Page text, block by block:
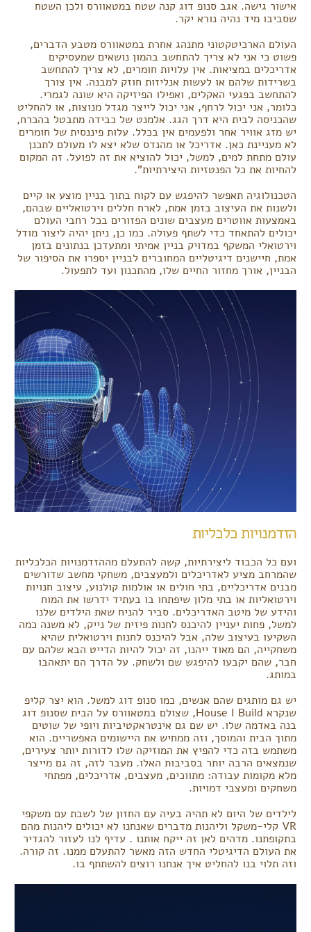
אישור גישה. אגב סנופ דוג קנה שטח במטאוורס ולכן השטח
שסביבו מיד נהיה נורא יקר.
העולם הארכיטקטוני מתנהג אחרת במטאוורס מטבע הדברים,
פשוט כי אני לא צריך להתחשב בהמון נושאים שמעסיקים
אדריכלים במציאות. אין עלויות חומרים, לא צריך להתחשב
בשרידות שלהם או לעשות אנליזות חוזק למבנה. אין צורך
להתחשב בפגעי האקלים, ואפילו הפיזיקה היא שונה לגמרי.
כלומר, אני יכול לרחף, אני יכול לייצר מגדל מנוצות, או להחליט
שהכניסה לבית היא דרך הגג. אלמנט של כבידה מתבטל בהכרח,
יש מזג אוויר אחר ולפעמים אין בכלל. עלות פיננסית של חומרים
לא מעניינת כאן. אדריכל או מהנדס שלא יצא לו מעולם לתכנן
עולם מתחת למים, למשל, יכול להוציא את זה לפועל. זה המקום
להחיות את כל הפנטזיות היצירתיות".
הטכנולוגיה תאפשר להיפגש עם לקוח בתוך בניין מוצע או קיים
ולשנות את העיצוב בזמן אמת, לארח חללים וירטואליים שבהם,
באמצעות אווטרים מעצבים שונים הפזורים בכל רחבי העולם
יכולים להתאחד כדי לשתף פעולה. כמו כן, ניתן יהיה ליצור מודל
וירטואלי המשקף במדויק בניין אמיתי ומתעדכן בנתונים בזמן
אמת, חיישנים דיגיטליים המחוברים לבניין יספרו את הסיפור של
הבניין, אורך מחזור החיים שלו, מהתכנון ועד לתפעול.
הזדמנויות כלכליות
ועם כל הכבוד ליצירתיות, קשה להתעלם מההזדמנויות הכלכליות
שהמרחב מציע לאדריכלים ולמעצבים, משחקי מחשב שדורשים
מבנים אדריכליים, בתי חולים או אולמות קולנוע, עיצוב חנויות
וירטואליות או בתי מלון שיפתחו בו בעתיד ידרשו את המוח
והידע של מיטב האדריכלים. סביר להניח שאת הילדים שלנו
למשל, פחות יעניין להיכנס לחנות פיזית של נייק, לא משנה כמה
השקיעו בעיצוב שלה, אבל להיכנס לחנות וירטואלית שהיא
משחקייה, הם מאוד ייהנו, זה יכול להיות הדייט הבא שלהם עם
חבר, שהם יקבעו להיפגש שם ולשחק. על הדרך הם יתאהבו
במותג.
יש גם מותגים שהם אנשים, כמו סנופ דוג למשל. הוא יצר קליפ
שנקרא House I Build, שצולם במטאוורס על הבית שסנופ דוג
בנה באדמה שלו. יש שם גם אינטראקטיביות ויופי של שוטים
מתוך הבית והמוסך, וזה ממחיש את היישומים האפשריים. הוא
משתמש בזה כדי להפיץ את המוזיקה שלו לדורות יותר צעירים,
שנמצאים הרבה יותר בסביבות האלו. מעבר לזה, זה גם מייצר
מלא מקומות עבודה: מתווכים, מעצבים, אדריכלים, מפתחי
משחקים ומעצבי דמויות.
לילדים של היום לא תהיה בעיה עם החזון של לשבת עם משקפי
VR קלי-משקל וליהנות מדברים שאנחנו לא יכולים ליהנות מהם
בתקופתנו. מדהים לאן זה ייקח אותנו . עדיף לנו לעזור להגדיר
את העולם הדיגיטלי החדש הזה מאשר להתעלם ממנו. זה קורה.
וזה תלוי בנו להחליט איך אנחנו רוצים להשתתף בו.